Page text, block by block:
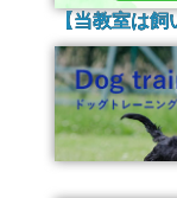
【当教室は